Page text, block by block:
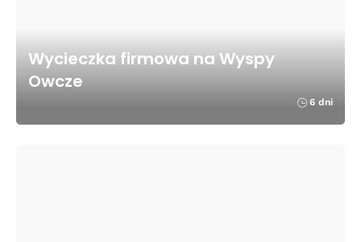
Wycieczka firmowa na Wyspy
Owcze
6 dni